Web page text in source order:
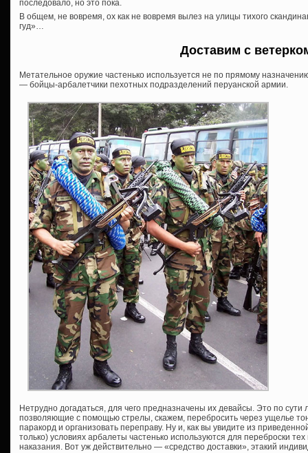
последовало, но это пока.
В общем, не вовремя, ох как не вовремя вылез на улицы тихого
гуд»…
Доставим с
Метательное оружие частенько используется не по прямому
— бойцы-арбалетчики пехотных подразделений перуанской армии.
Нетрудно догадаться, для чего предназначены их девайсы. Это по сути
позволяющие с помощью стрелы, скажем, перебросить через ущелье
паракорд и организовать переправу. Ну и, как вы увидите из
только) условиях арбалеты частенько используются для переброски
наказания. Вот уж действительно — «средство доставки», этакий